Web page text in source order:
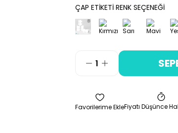
ÇAP ETİKETİ RENK SEÇENEĞİ
Fiyatı Düşünce